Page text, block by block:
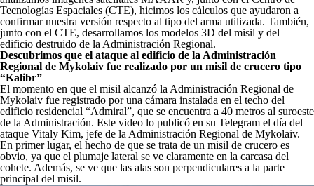
Tecnologías Espaciales (CTE), hicimos los cálculos que ayudaron a
confirmar nuestra versión respecto al tipo del arma utilizada. También,
junto con el CTE, desarrollamos los modelos 3D del misil y del
edificio destruido de la Administración Regional.
Descubrimos que el ataque al edificio de la Administración
Regional de Mykolaiv fue realizado por un misil de crucero tipo
“Kalibr”
El momento en que el misil alcanzó la Administración Regional de
Mykolaiv fue registrado por una cámara instalada en el techo del
edificio residencial “Admiral”, que se encuentra a 40 metros al suroeste
de la Administración. Este video lo publicó en su Telegram el día del
ataque Vitaly Kim, jefe de la Administración Regional de Mykolaiv.
En primer lugar, el hecho de que se trata de un misil de crucero es
obvio, ya que el plumaje lateral se ve claramente en la carcasa del
cohete. Además, se ve que las alas son perpendiculares a la parte
principal del misil.